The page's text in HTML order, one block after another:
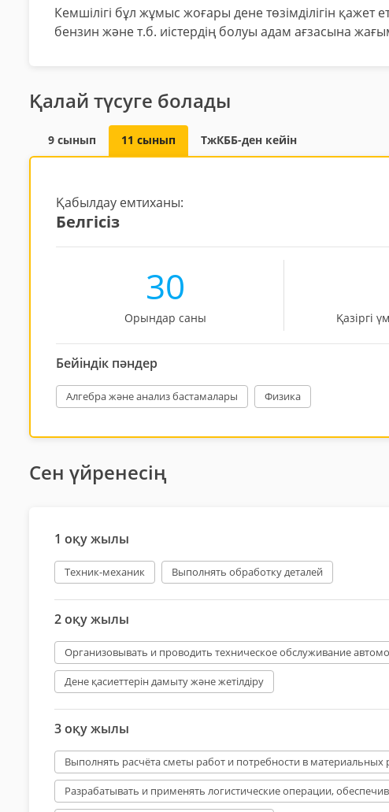
Кемшілігі бұл жұмыс жоғары дене төзімділігін
бензин және т.б. иістердің болуы адам ағзасына
Қалай түсуге болады
9 сынып 11 сынып ТжКББ-ден кейін
Қабылдау емтиханы:
Белгісіз
30
Орындар саны Қазіргі
Бейіндік пәндер
Алгебра және анализ бастамалары Физика
Сен үйренесің
1 оқу жылы
Техник-механик Выполнять обработку деталей
2 оқу жылы
Организовывать и проводить техническое обслуживание
Дене қасиеттерін дамыту және жетілдіру
3 оқу жылы
Выполнять расчёта сметы работ и потребности в материальных
Разрабатывать и применять логистические операции,